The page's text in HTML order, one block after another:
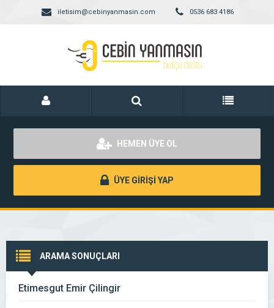
iletisim@cebinyanmasin.com 0536 683 4186
HEMEN ÜYE OL
ÜYE GİRİŞİ YAP
ARAMA SONUÇLARI
Etimesgut Emir Çilingir